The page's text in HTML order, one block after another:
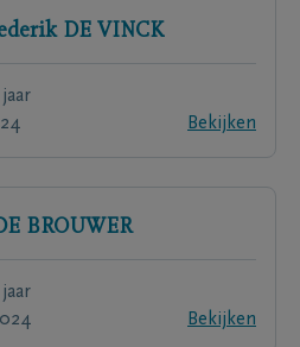
DE VINCK
Bekijken
BROUWER
Bekijken